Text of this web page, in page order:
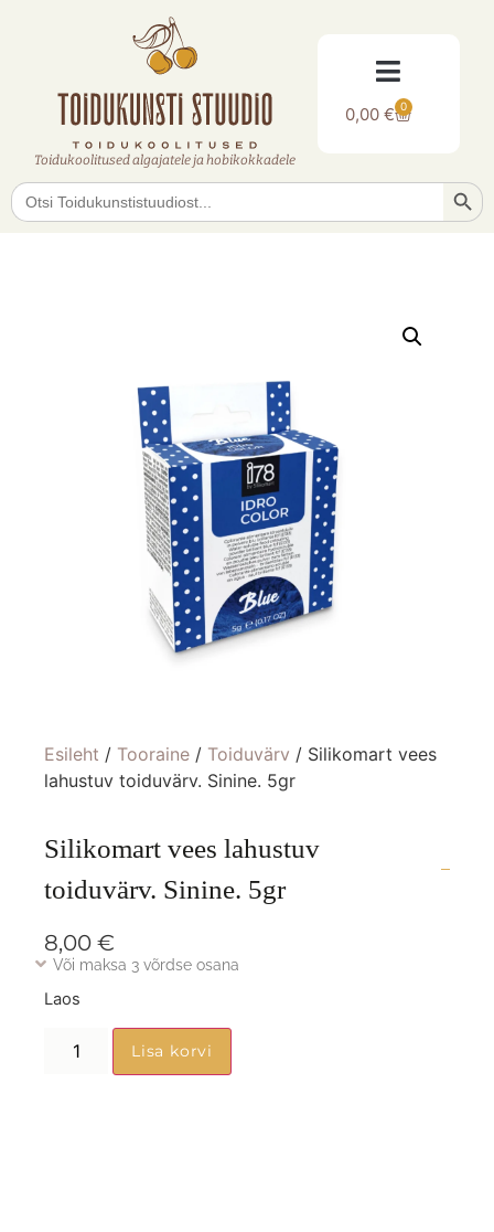
Toidukoolitused algajatele ja hobikokkadele
0,00€ 0
Search
for:
Esileht / Tooraine / Toiduvärv / Silikomart vees
lahustuv toiduvärv. Sinine. 5gr
Silikomart vees lahustuv
toiduvärv. Sinine. 5gr
8,00 €
Või maksa 3 võrdse osana
Laos
Lisa korvi